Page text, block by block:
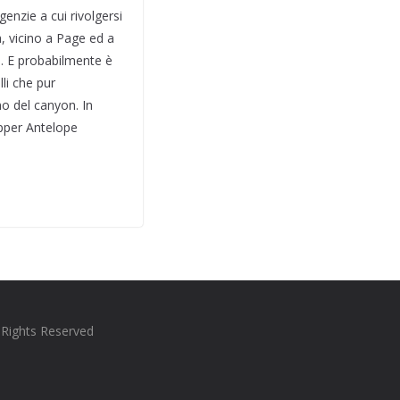
a cui rivolgersi
vicino a Page ed a
E probabilmente è
che pur
del canyon. In
Antelope
Reserved